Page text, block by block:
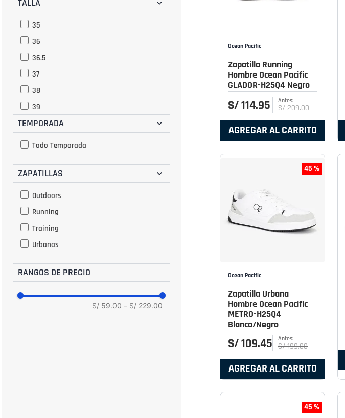
TALLA
35
36
36.5
37
38
39
39.5
41
44.5
TEMPORADA
Todo Temporada
ZAPATILLAS
Outdoors
Running
Training
Urbanas
RANGOS DE PRECIO
S/ 59.00 – S/ 229.00
Ocean Pacific
Zapatilla Running
Hombre Ocean Pacific
GLADOR-H25Q4 Negro
S/114.95 S/209.00
AGREGAR AL CARRITO
45 %
Ocean Pacific
Zapatilla Urbana
Hombre Ocean Pacific
METRO-H25Q4
Blanco/Negro
S/109.45 S/199.00
AGREGAR AL CARRITO
45 %